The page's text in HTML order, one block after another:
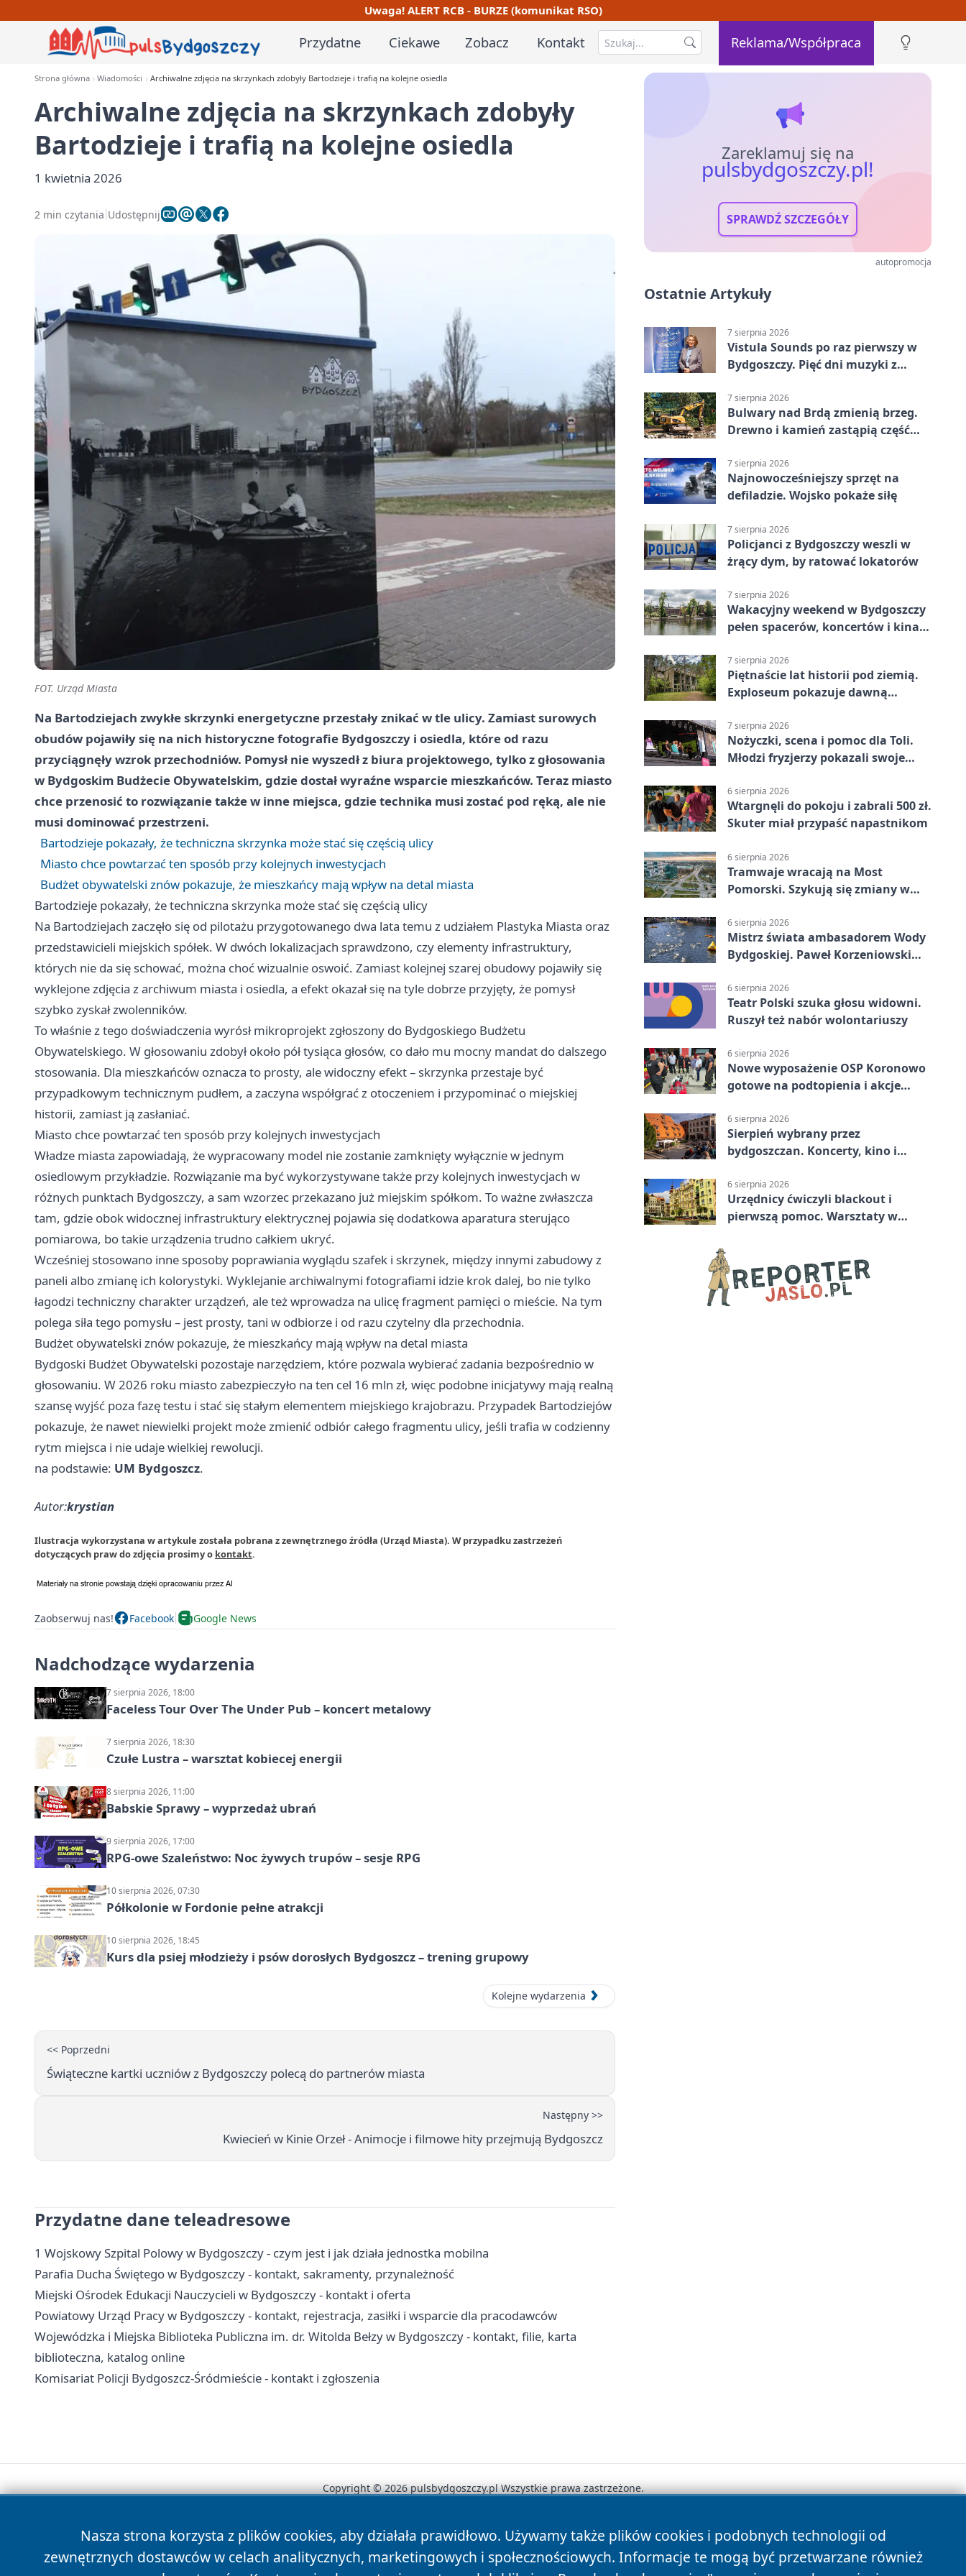
Uwaga! ALERT RCB - BURZE (komunikat RSO)
Przydatne Ciekawe Zobacz Kontakt Reklama/Współpraca
Strona główna Wiadomości Archiwalne zdjęcia na skrzynkach zdobyły Bartodzieje i trafią na kolejne osiedla
Archiwalne zdjęcia na skrzynkach zdobyły
Bartodzieje i trafią na kolejne osiedla
1 kwietnia 2026
2 min czytania Udostępnij
FOT. Urząd Miasta
Na Bartodziejach zwykłe skrzynki energetyczne przestały znikać w tle ulicy. Zamiast surowych
obudów pojawiły się na nich historyczne fotografie Bydgoszczy i osiedla, które od razu
przyciągnęły wzrok przechodniów. Pomysł nie wyszedł z biura projektowego, tylko z głosowania
w Bydgoskim Budżecie Obywatelskim, gdzie dostał wyraźne wsparcie mieszkańców. Teraz miasto
chce przenosić to rozwiązanie także w inne miejsca, gdzie technika musi zostać pod ręką, ale nie
musi dominować przestrzeni.
Bartodzieje pokazały, że techniczna skrzynka może stać się częścią ulicy
Miasto chce powtarzać ten sposób przy kolejnych inwestycjach
Budżet obywatelski znów pokazuje, że mieszkańcy mają wpływ na detal miasta
Bartodzieje pokazały, że techniczna skrzynka może stać się częścią ulicy
Na Bartodziejach zaczęło się od pilotażu przygotowanego dwa lata temu z udziałem Plastyka Miasta oraz
przedstawicieli miejskich spółek. W dwóch lokalizacjach sprawdzono, czy elementy infrastruktury,
których nie da się schować, można choć wizualnie oswoić. Zamiast kolejnej szarej obudowy pojawiły się
wyklejone zdjęcia z archiwum miasta i osiedla, a efekt okazał się na tyle dobrze przyjęty, że pomysł
szybko zyskał zwolenników.
To właśnie z tego doświadczenia wyrósł mikroprojekt zgłoszony do Bydgoskiego Budżetu
Obywatelskiego. W głosowaniu zdobył około pół tysiąca głosów, co dało mu mocny mandat do dalszego
stosowania. Dla mieszkańców oznacza to prosty, ale widoczny efekt – skrzynka przestaje być
przypadkowym technicznym pudłem, a zaczyna współgrać z otoczeniem i przypominać o miejskiej
historii, zamiast ją zasłaniać.
Miasto chce powtarzać ten sposób przy kolejnych inwestycjach
Władze miasta zapowiadają, że wypracowany model nie zostanie zamknięty wyłącznie w jednym
osiedlowym przykładzie. Rozwiązanie ma być wykorzystywane także przy kolejnych inwestycjach w
różnych punktach Bydgoszczy, a sam wzorzec przekazano już miejskim spółkom. To ważne zwłaszcza
tam, gdzie obok widocznej infrastruktury elektrycznej pojawia się dodatkowa aparatura sterująco
pomiarowa, bo takie urządzenia trudno całkiem ukryć.
Wcześniej stosowano inne sposoby poprawiania wyglądu szafek i skrzynek, między innymi zabudowy z
paneli albo zmianę ich kolorystyki. Wyklejanie archiwalnymi fotografiami idzie krok dalej, bo nie tylko
łagodzi techniczny charakter urządzeń, ale też wprowadza na ulicę fragment pamięci o mieście. Na tym
polega siła tego pomysłu – jest prosty, tani w odbiorze i od razu czytelny dla przechodnia.
Budżet obywatelski znów pokazuje, że mieszkańcy mają wpływ na detal miasta
Bydgoski Budżet Obywatelski pozostaje narzędziem, które pozwala wybierać zadania bezpośrednio w
głosowaniu. W 2026 roku miasto zabezpieczyło na ten cel 16 mln zł, więc podobne inicjatywy mają realną
szansę wyjść poza fazę testu i stać się stałym elementem miejskiego krajobrazu. Przypadek Bartodziejów
pokazuje, że nawet niewielki projekt może zmienić odbiór całego fragmentu ulicy, jeśli trafia w codzienny
rytm miejsca i nie udaje wielkiej rewolucji.
na podstawie: UM Bydgoszcz.
Autor:krystian
Ilustracja wykorzystana w artykule została pobrana z zewnętrznego źródła (Urząd Miasta). W przypadku zastrzeżeń
dotyczących praw do zdjęcia prosimy o kontakt.
Zaobserwuj nas! Facebook Google News
Nadchodzące wydarzenia
7 sierpnia 2026, 18:00
Faceless Tour Over The Under Pub – koncert metalowy
7 sierpnia 2026, 18:30
Czułe Lustra – warsztat kobiecej energii
8 sierpnia 2026, 11:00
Babskie Sprawy – wyprzedaż ubrań
9 sierpnia 2026, 17:00
RPG-owe Szaleństwo: Noc żywych trupów – sesje RPG
10 sierpnia 2026, 07:30
Półkolonie w Fordonie pełne atrakcji
10 sierpnia 2026, 18:45
Kurs dla psiej młodzieży i psów dorosłych Bydgoszcz – trening grupowy
Kolejne wydarzenia
<< Poprzedni
Świąteczne kartki uczniów z Bydgoszczy polecą do partnerów miasta
Następny >>
Kwiecień w Kinie Orzeł - Animocje i filmowe hity przejmują Bydgoszcz
Przydatne dane teleadresowe
1 Wojskowy Szpital Polowy w Bydgoszczy - czym jest i jak działa jednostka mobilna
Parafia Ducha Świętego w Bydgoszczy - kontakt, sakramenty, przynależność
Miejski Ośrodek Edukacji Nauczycieli w Bydgoszczy - kontakt i oferta
Powiatowy Urząd Pracy w Bydgoszczy - kontakt, rejestracja, zasiłki i wsparcie dla pracodawców
Wojewódzka i Miejska Biblioteka Publiczna im. dr. Witolda Bełzy w Bydgoszczy - kontakt, filie, karta
biblioteczna, katalog online
Komisariat Policji Bydgoszcz-Śródmieście - kontakt i zgłoszenia
Zareklamuj się na
pulsbydgoszczy.pl!
SPRAWDŹ SZCZEGÓŁY
autopromocja
Ostatnie Artykuły
7 sierpnia 2026
Vistula Sounds po raz pierwszy w
Bydgoszczy. Pięć dni muzyki z
7 sierpnia 2026
Bulwary nad Brdą zmienią brzeg.
Drewno i kamień zastąpią część
7 sierpnia 2026
Najnowocześniejszy sprzęt na
defiladzie. Wojsko pokaże siłę
7 sierpnia 2026
Policjanci z Bydgoszczy weszli w
żrący dym, by ratować lokatorów
7 sierpnia 2026
Wakacyjny weekend w Bydgoszczy
pełen spacerów, koncertów i kina
7 sierpnia 2026
Piętnaście lat historii pod ziemią.
Exploseum pokazuje dawną
7 sierpnia 2026
Nożyczki, scena i pomoc dla Toli.
Młodzi fryzjerzy pokazali swoje
6 sierpnia 2026
Wtargnęli do pokoju i zabrali 500 zł.
Skuter miał przypaść napastnikom
6 sierpnia 2026
Tramwaje wracają na Most
Pomorski. Szykują się zmiany w
6 sierpnia 2026
Mistrz świata ambasadorem Wody
Bydgoskiej. Paweł Korzeniowski
6 sierpnia 2026
Teatr Polski szuka głosu widowni.
Ruszył też nabór wolontariuszy
6 sierpnia 2026
Nowe wyposażenie OSP Koronowo
gotowe na podtopienia i akcje
6 sierpnia 2026
Sierpień wybrany przez
bydgoszczan. Koncerty, kino i
6 sierpnia 2026
Urzędnicy ćwiczyli blackout i
pierwszą pomoc. Warsztaty w
Nasza strona korzysta z plików cookies, aby działała prawidłowo. Używamy także plików cookies i podobnych technologii od
zewnętrznych dostawców w celach analitycznych, marketingowych i społecznościowych. Informacje te mogą być przetwarzane również
Copyright © 2026 pulsbydgoszczy.pl Wszystkie prawa zastrzeżone.
News Autorzy Polityka Prywatności Polityka Cookies